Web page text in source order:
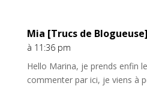
Mia [Trucs de Blogueuse]
à 11:36 pm
Hello Marina, je prends enfin
commenter par ici, je viens à